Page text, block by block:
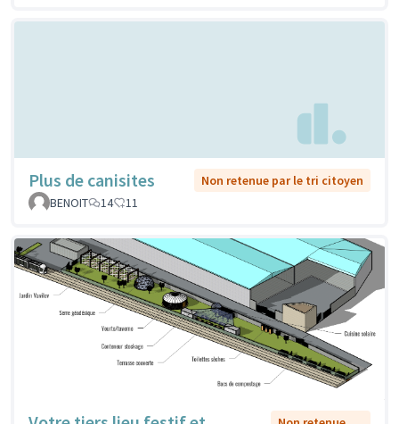
Plus de canisites
Non retenue par le tri citoyen
BENOIT
14 11